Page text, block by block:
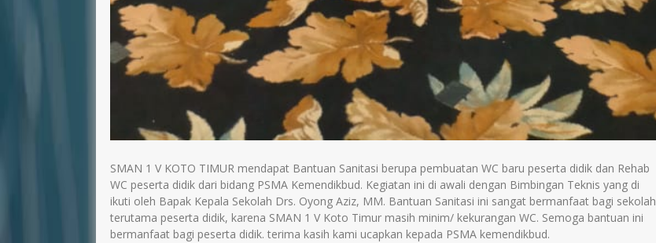
SMAN 1 V KOTO TIMUR mendapat Bantuan Sanitasi berupa pembuatan WC baru peserta didik dan Rehab
WC peserta didik dari bidang PSMA Kemendikbud. Kegiatan ini di awali dengan Bimbingan Teknis yang di
ikuti oleh Bapak Kepala Sekolah Drs. Oyong Aziz, MM. Bantuan Sanitasi ini sangat bermanfaat bagi sekolah
terutama peserta didik, karena SMAN 1 V Koto Timur masih minim/ kekurangan WC. Semoga bantuan ini
bermanfaat bagi peserta didik. terima kasih kami ucapkan kepada PSMA kemendikbud.